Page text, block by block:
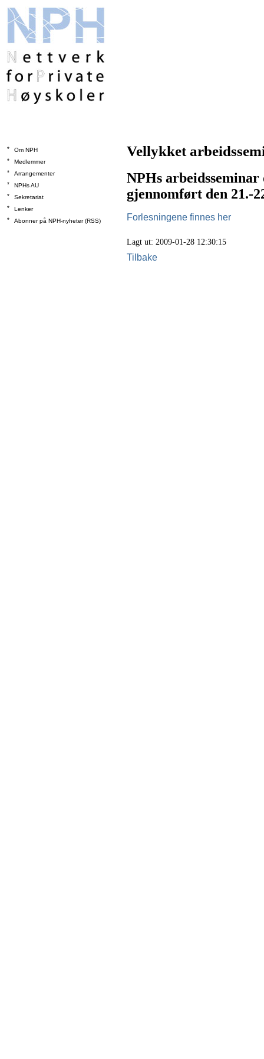
*
Om NPH
*
Medlemmer
*
Arrangementer
*
NPHs AU
*
Sekretariat
*
Lenker
*
Abonner på NPH-nyheter (RSS)
Vellykket
NPHs
gjennomført den 21.-
Forlesningene finnes her
Lagt ut: 2009-01-28 12:30:15
Tilbake